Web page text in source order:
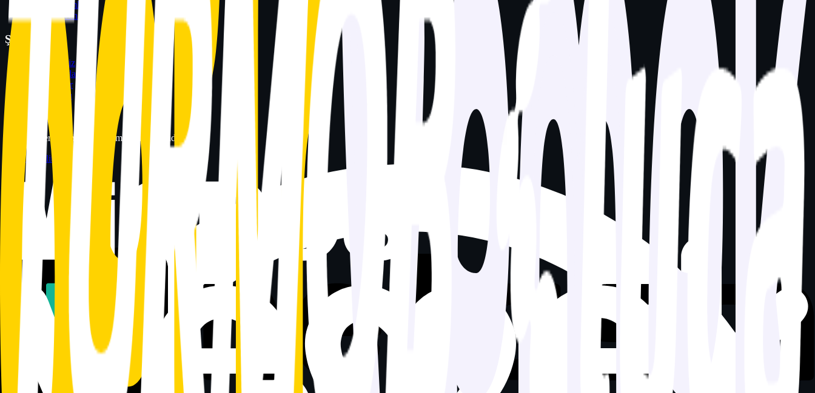
ERP Çözümleri
Siber Güvenlik
Şirket
Ürünlerimiz
Hakkımızda
Referanslar
İş Ortakları
İletişim
2026 Hermias Yazılım
. Tüm hakları saklıdır.
Gizlilik Politikası
KVKK